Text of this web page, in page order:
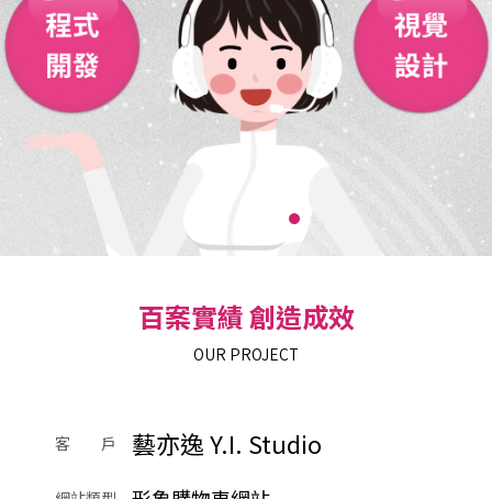
百案實績 創造成效
OUR PROJECT
客 戶 藝亦逸 Y.I. Studio